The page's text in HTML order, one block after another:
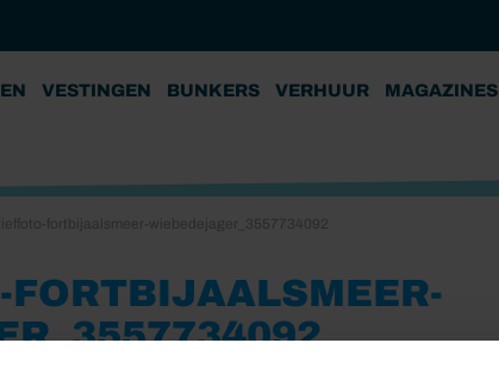
VESTINGEN BUNKERS VERHUUR MAGAZINES
FORTBIJAALSMEER-